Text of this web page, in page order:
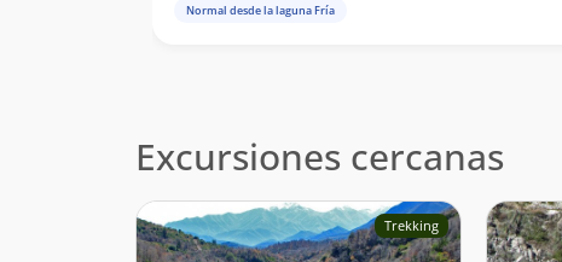
Normal desde la laguna Fría
Excursiones cercanas
Trekking